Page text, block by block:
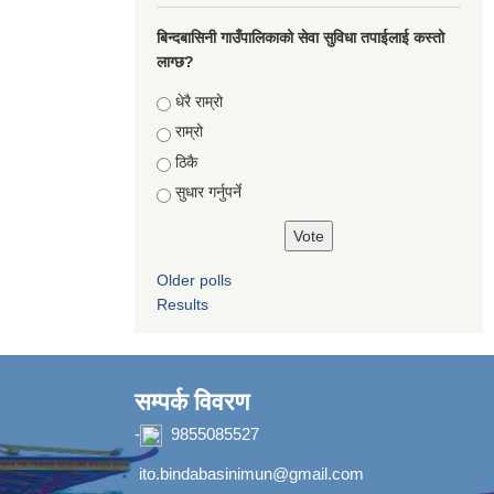
बिन्दबासिनी गाउँपालिकाको सेवा सुविधा तपाईलाई कस्तो
लाग्छ?
Choices
धेरै राम्रो
राम्रो
ठिकै
सुधार गर्नुपर्ने
Older polls
Results
सम्पर्क विवरण
- 9855085527
ito.bindabasinimun@gmail.com